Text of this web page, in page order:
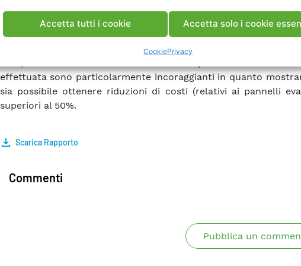
Accetta tutti i cookie Accetta solo i cookie
CookiePrivacy
dell’evaporatore in termini di riduzione di costi.
effettuata mediante analisi termofluidodinamiche
completo ed analisi termomeccaniche (mediante analisi ad
effettuata sono particolarmente incoraggianti in quanto
sia possibile ottenere riduzioni di costi (relativi ai pannelli
superiori al 50%.
Scarica Rapporto
Commenti
Pubblica un